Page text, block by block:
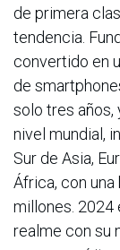
de primera
tendencia.
convertido en
de
solo tres años,
nivel mundial,
Sur de Asia,
África, con
millones. 2024
realme con su